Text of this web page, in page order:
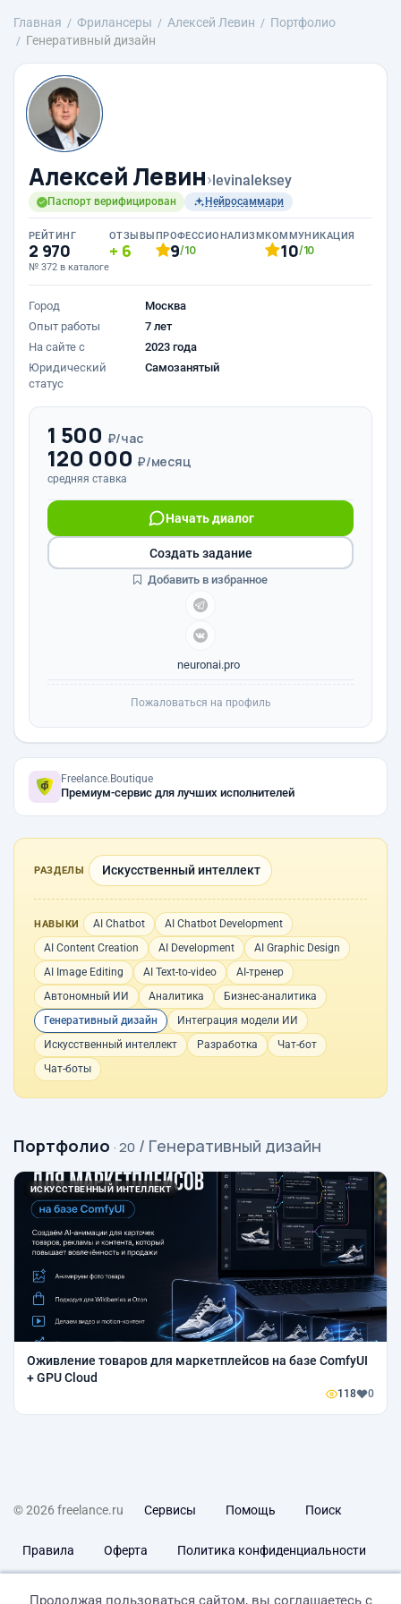
Главная Фрилансеры Алексей Левин
Портфолио
Генеративный дизайн
Алексей Левин›levinaleksey
Паспорт верифицирован Нейросаммари
РЕЙТИНГ
2 970
№ 372 в каталоге
ОТЗЫВЫ
6
ПРОФЕССИОНАЛИЗМ
9/10
КОММУНИКАЦИЯ
10/10
Город
Москва
Опыт работы
7 лет
На сайте с
2023 года
Юридический
статус
Самозанятый
1 500 ₽/час
120 000 ₽/месяц
средняя ставка
Начать диалог
neuronai.pro
Создать задание
Добавить в избранное
Пожаловаться на профиль
Freelance.Boutique
Премиум-сервис для лучших исполнителей
РАЗДЕЛЫ Искусственный интеллект
НАВЫКИ AI Chatbot
AI Chatbot Development
AI Content Creation
AI Development
AI Graphic Design
AI Image Editing
AI Text-to-video
AI-тренер
Автономный ИИ
Аналитика
Бизнес-аналитика
Генеративный дизайн
Интеграция модели ИИ
Искусственный интеллект
Разработка
Чат-бот
Чат-боты
Портфолио · 20 / Генеративный дизайн
ИСКУССТВЕННЫЙ ИНТЕЛЛЕКТ
Оживление товаров для маркетплейсов на базе ComfyUI
+ GPU Cloud
118 0
© 2026 freelance.ru Сервисы Помощь Поиск
Правила Оферта Политика конфиденциальности
Продолжая пользоваться сайтом, вы соглашаетесь с